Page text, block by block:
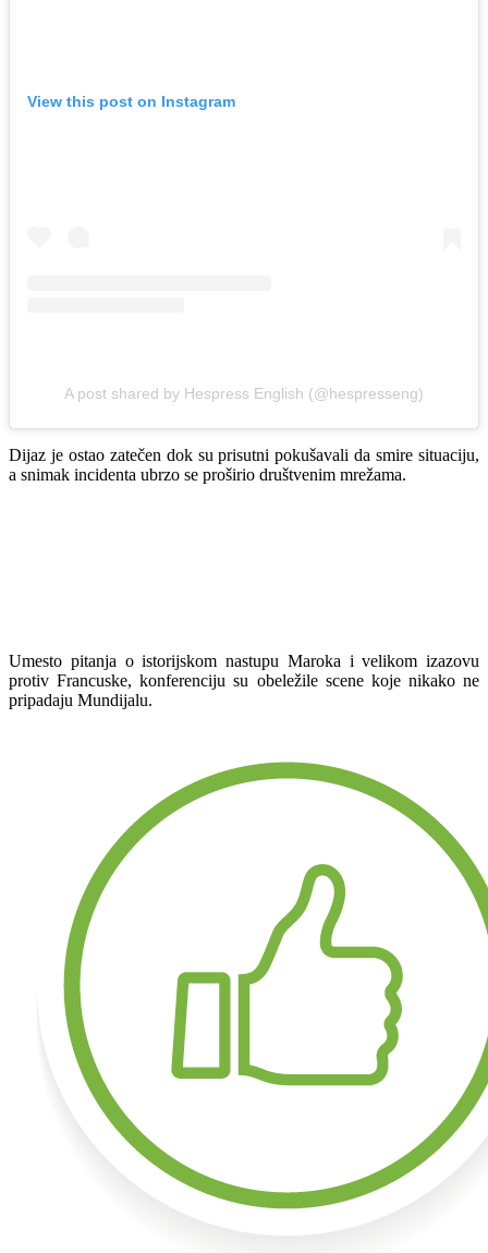
View this post on Instagram
A post shared by Hespress English (@hespresseng)
Dijaz je ostao zatečen dok su prisutni pokušavali da smire situaciju,
a snimak incidenta ubrzo se proširio društvenim mrežama.
Umesto pitanja o istorijskom nastupu Maroka i velikom izazovu
protiv Francuske, konferenciju su obeležile scene koje nikako ne
pripadaju Mundijalu.